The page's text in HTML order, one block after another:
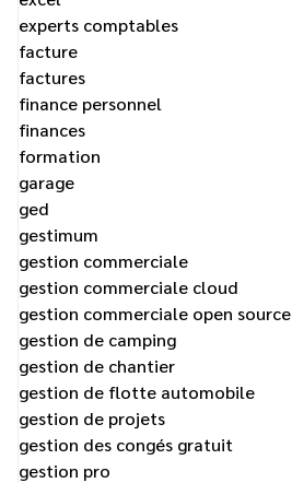
experts comptables
facture
factures
finance personnel
finances
formation
garage
ged
gestimum
gestion commerciale
gestion commerciale cloud
gestion commerciale open source
gestion de camping
gestion de chantier
gestion de flotte automobile
gestion de projets
gestion des congés gratuit
gestion pro